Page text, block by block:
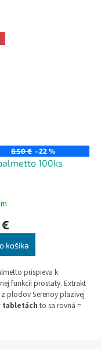
8,50 € –22 %
100ks
€
košíka
prispieva k
funkcii prostaty. Extrakt
plodov Serenoy plazivej
tabletách to sa rovná =